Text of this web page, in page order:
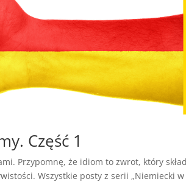
Część 1
Przypomnę, że idiom to zwrot, który
Wszystkie posty z serii „Niemiecki w